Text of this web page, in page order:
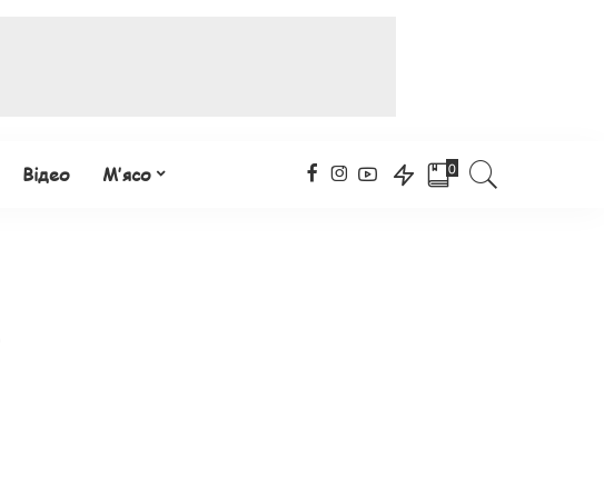
Відео М’ясо 0